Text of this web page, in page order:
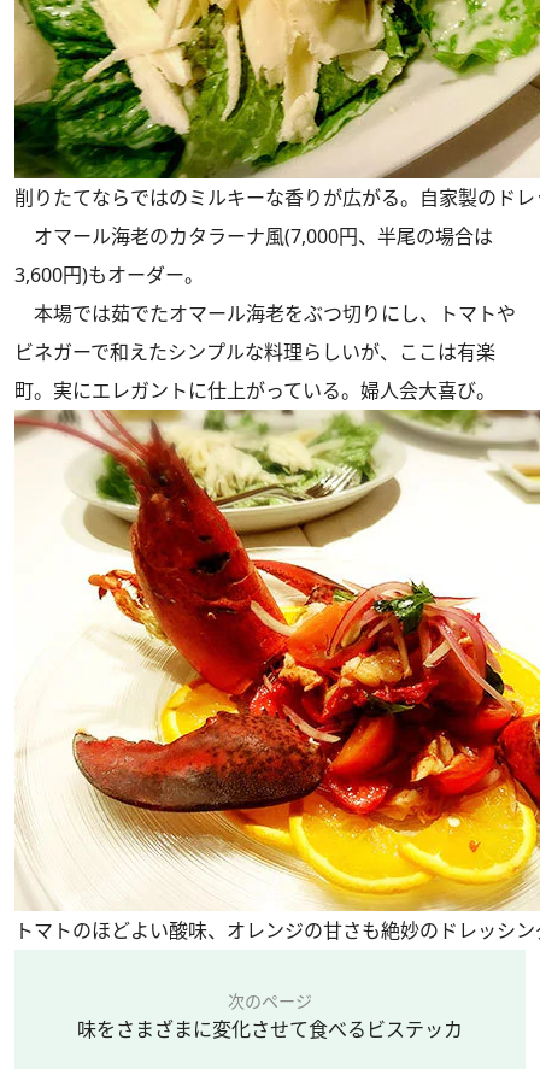
削りたてならではのミルキーな香りが広がる。自家製のド
オマール海老のカタラーナ風(7,000円、半尾の場合は
3,600円)もオーダー。
本場では茹でたオマール海老をぶつ切りにし、トマトや
ビネガーで和えたシンプルな料理らしいが、ここは有楽
町。実にエレガントに仕上がっている。婦人会大喜び。
トマトのほどよい酸味、オレンジの甘さも絶妙のドレッシン
次のページ
味をさまざまに変化させて食べるビステッカ